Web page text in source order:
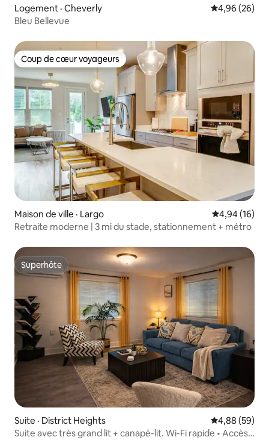
Logement · Cheverly Note
4,96 (26)
Bleu Bellevue
Coup de cœur voyageurs
Coup de cœur voyageurs
Maison de ville · Largo Note
4,94 (16)
Retraite moderne | 3 mi du stade, stationnement + métro
Superhôte
Superhôte
Suite · District Heights Note
4,88 (59)
Suite avec très grand lit + canapé-lit. Wi-Fi rapide • Accès